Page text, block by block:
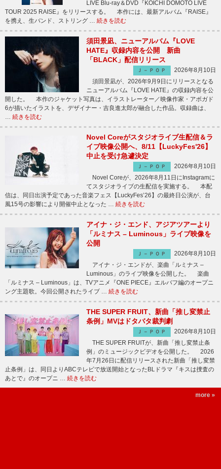
LIVE Blu-ray＆DVD『KOICHI DOMOTO LIVE
TOUR 2025 RAISE』をリリースする。 本作には、最新アルバム『RAISE』
を携え、生バンド、ストリング … 続きを読む
須田景凪、ニューアルバム『LOVE
HATE』収録内容を公開 新曲
「BLACK」配信リリース
Ｊ－ＰＯＰ
2026年8月10日
須田景凪が、2026年9月9日にリリースとなる
ニューアルバム『LOVE HATE』の収録内容を公
開した。 本作のジャケット写真は、イラストレーター／映像作家・アボガド
6が描いたイラストを、デザイナー・吉良進太郎が融合した作品。収録曲は、
… 続きを読む
Novel Coreがスタジオライブ生配信＆ラ
イブ映像公開へ、8/11【LuckyFes'26】
中止を受け急遽決定
Ｊ－ＰＯＰ
2026年8月10日
Novel Coreが、2026年8月11日にInstagramに
てスタジオライブの生配信を実施する。 本配
信は、同日出演予定であった音楽フェス【LuckyFes’26】の最終日公演が、台
風15号の影響により開催中止となった … 続きを読む
アイナ・ジ・エンド、アジアツアーより
「ルミナス – Luminous」ライブ映像を
公開
Ｊ－ＰＯＰ
2026年8月10日
アイナ・ジ・エンドが、楽曲「ルミナス –
Luminous」のライブ映像を公開した。 楽曲
「ルミナス – Luminous」は、TVアニメ『ONE PIECE』エルバフ編のオープニ
ング主題歌。今回公開されたライブ … 続きを読む
THE SUPER FRUIT、新曲「推し変禁止
条例」MVはドタバタ裁判劇
Ｊ－ＰＯＰ
2026年8月10日
THE SUPER FRUITが、新曲「推し変禁止条
例」のミュージックビデオを公開した。 2026
年7月26日に配信リリースされた新曲「推し変禁
止条例」は、同日よりABCテレビで放送開始となったBLドラマ『キスは捜査の
あとで』のオープニ … 続きを読む
more »